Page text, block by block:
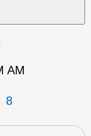
AM
8